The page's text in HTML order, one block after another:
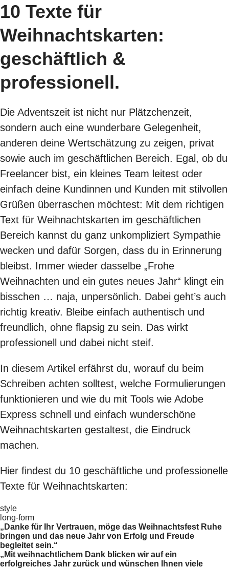
10 Texte für
Weihnachtskarten:
geschäftlich &
professionell.
Die Adventszeit ist nicht nur Plätzchenzeit,
sondern auch eine wunderbare Gelegenheit,
anderen deine Wertschätzung zu zeigen, privat
sowie auch im geschäftlichen Bereich. Egal, ob du
Freelancer bist, ein kleines Team leitest oder
einfach deine Kundinnen und Kunden mit stilvollen
Grüßen überraschen möchtest: Mit dem richtigen
Text für Weihnachtskarten im geschäftlichen
Bereich kannst du ganz unkompliziert Sympathie
wecken und dafür Sorgen, dass du in Erinnerung
bleibst. Immer wieder dasselbe „Frohe
Weihnachten und ein gutes neues Jahr“ klingt ein
bisschen … naja, unpersönlich. Dabei geht’s auch
richtig kreativ. Bleibe einfach authentisch und
freundlich, ohne flapsig zu sein. Das wirkt
professionell und dabei nicht steif.
In diesem Artikel erfährst du, worauf du beim
Schreiben achten solltest, welche Formulierungen
funktionieren und wie du mit Tools wie Adobe
Express schnell und einfach wunderschöne
Weihnachtskarten gestaltest, die Eindruck
machen.
Hier findest du 10 geschäftliche und professionelle
Texte für Weihnachtskarten:
style
long-form
„Danke für Ihr Vertrauen, möge das Weihnachtsfest Ruhe
bringen und das neue Jahr von Erfolg und Freude
begleitet sein.“
„Mit weihnachtlichem Dank blicken wir auf ein
erfolgreiches Jahr zurück und wünschen Ihnen viele